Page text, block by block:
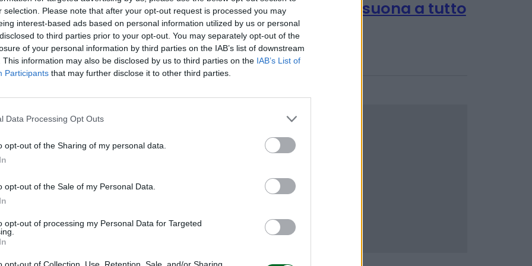
selection. Please note that after your opt-out request is processed you may
interest-based ads based on personal information utilized by us or personal
to third parties prior to your opt-out. You may separately opt-out of the
of your personal information by third parties on the IAB’s list of downstream
This information may also be disclosed by us to third parties on the IAB’s List of
Participants that may further disclose it to other third parties.
Data Processing Opt Outs
opt-out of the Sharing of my personal data.
opt-out of the Sale of my Personal Data.
opt-out of processing my Personal Data for Targeted
opt-out of Collection, Use, Retention, Sale, and/or Sharing
per la prima volta
italiana che negli anni ’90
di produzione Slim Dogs e
dell’evento è stato
ufficiale.
d’archivio, molte delle quali
dopo anno la scalata di un
capace di arrivare al
sfide impossibili, fino ai colpi di
di una squadra “diversa da
TENDENZE E SOSTENIBILITÀ
Jukebox mania, coi
modelli vintage la
passione suona a tutto
Marco Leardi